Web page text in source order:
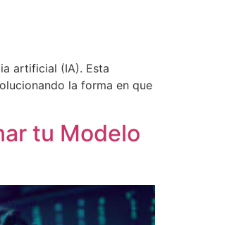
artificial (IA). Esta
la forma en que
tu Modelo